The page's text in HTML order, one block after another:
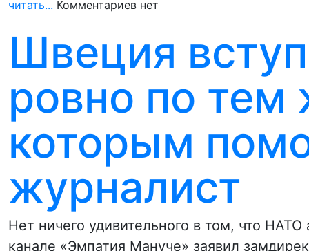
читать... Комментариев нет
Швеция
ровно по тем
которым
журналист
Нет ничего удивительного в том, что
канале «Эмпатия Мануче» заявил